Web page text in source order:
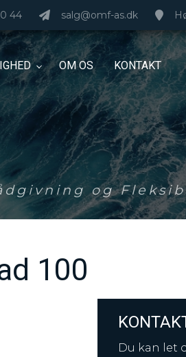
44 salg@omf-as.dk
OM OS KONTAKT
og
100
Du kan let